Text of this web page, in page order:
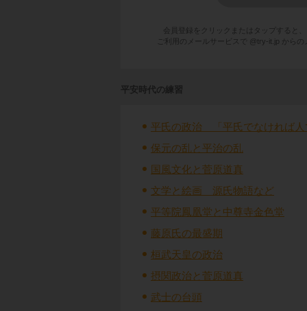
会員登録をクリックまたはタップすると、
ご利用のメールサービスで @try-it.jp から
平安時代の練習
平氏の政治 「平氏でなければ人
保元の乱と平治の乱
国風文化と菅原道真
文学と絵画 源氏物語など
平等院鳳凰堂と中尊寺金色堂
藤原氏の最盛期
桓武天皇の政治
摂関政治と菅原道真
武士の台頭